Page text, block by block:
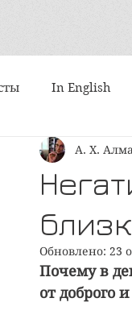
In English
психоакустика
А. Х.
Обновлено: 23
Почему в
от доброго